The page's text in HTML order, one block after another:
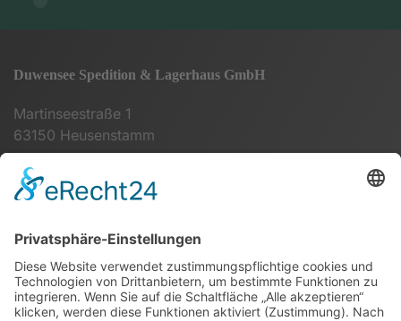
Duwensee Spedition & Lagerhaus GmbH
Martinseestraße 1
63150 Heusenstamm
info@duwensee-gmbh.de
Spezialisten für:
Fernverkehr Transport Europa